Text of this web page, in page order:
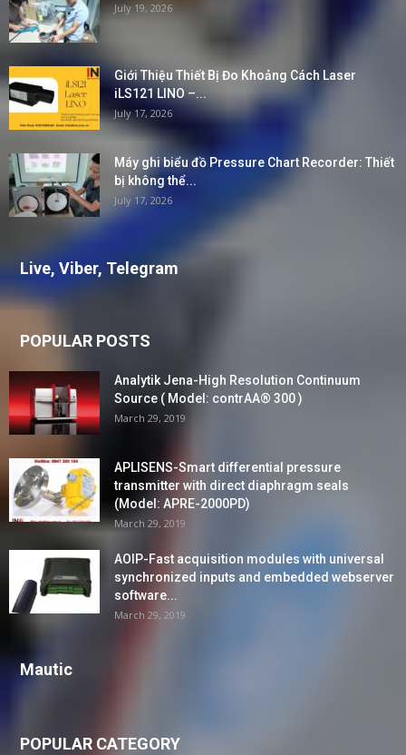
July 19, 2026
Giới Thiệu Thiết Bị Đo Khoảng Cách Laser
iLS121 LINO –...
July 17, 2026
Máy ghi biểu đồ Pressure Chart Recorder: Thiết
bị không thể...
July 17, 2026
Live, Viber, Telegram
POPULAR POSTS
Analytik Jena-High Resolution Continuum
Source ( Model: contrAA® 300 )
March 29, 2019
APLISENS-Smart differential pressure
transmitter with direct diaphragm seals
(Model: APRE-2000PD)
March 29, 2019
AOIP-Fast acquisition modules with universal
synchronized inputs and embedded webserver
software...
March 29, 2019
Mautic
POPULAR CATEGORY